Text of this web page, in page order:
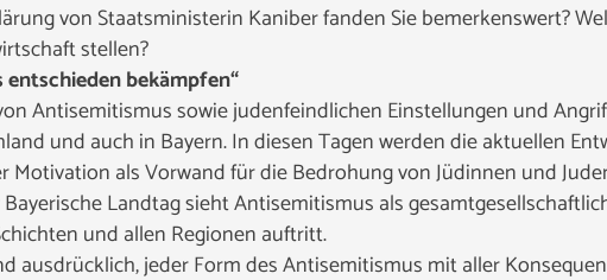
von Staatsministerin Kaniber fanden Sie bemerkenswert?
stellen?
bekämpfen“
Antisemitismus sowie judenfeindlichen Einstellungen und
und auch in Bayern. In diesen Tagen werden die aktuellen
als Vorwand für die Bedrohung von Jüdinnen und
Landtag sieht Antisemitismus als
und allen Regionen auftritt.
ausdrücklich, jeder Form des Antisemitismus mit aller